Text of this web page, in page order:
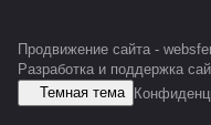
Продвижение сайта -
Разработка и поддержка
Темная тема